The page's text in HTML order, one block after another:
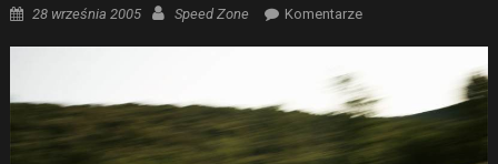
Posted on
28 września 2005 Author
Speed Zone Komentarze